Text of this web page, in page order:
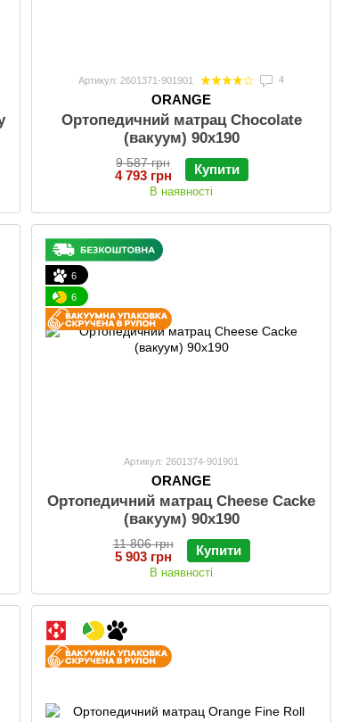
Артикул: 2601371-901901 4
ORANGE
Ортопедичний матрац Chocolate
(вакуум) 90х190
9 587 грн
4 793 грн Купити
В наявності
6
6
Артикул: 2601374-901901
ORANGE
Ортопедичний матрац Cheese Cacke
(вакуум) 90х190
11 806 грн
5 903 грн Купити
В наявності